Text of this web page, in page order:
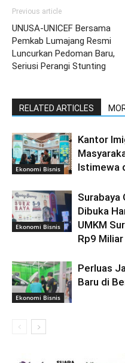
Previous article
UNUSA-UNICEF Bersama
Pemkab Lumajang Resmi
Luncurkan Pedoman Baru,
Seriusi Perangi Stunting
RELATED ARTICLES
Ekonomi Bisnis
Kantor
Istimewa
Ekonomi Bisnis
Surabaya
Dibuka
UMKM
Rp9 Miliar
Ekonomi Bisnis
Perluas
Baru di